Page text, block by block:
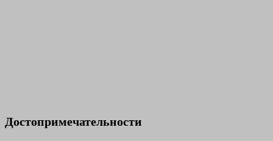
Достопримечательности